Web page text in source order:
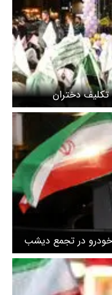
دختران
کرد
خودرو در تجمع دیشب